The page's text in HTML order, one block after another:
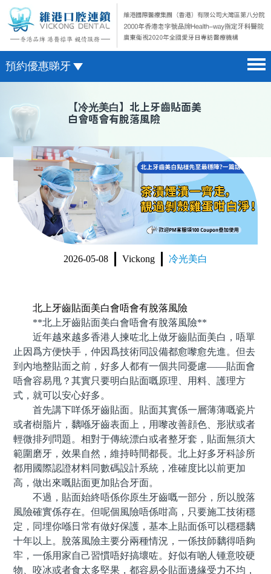
預約優惠睇牙
醫院簡介 hospital introduction
醫生介紹 doctor introduction
醫療新聞 medical news
種植牙 dental implant
箍牙 orthodontics
收費標準 change standard
微信預約
WhatsApp預約
【冷光美白】北上牙齒貼面美
白會唔會有脫落風險
2026-05-08 Vickong 冷光美白
北上牙齒貼面美白會唔會有脫落風險
**北上牙齒貼面美白會唔會有脫落風險**
近年越來越多香港人揀咗北上做牙齒貼面美白，唔單
止因爲方便快手，仲因爲技術同設備都愈嚟愈先進。但去
到內地整貼面之前，好多人都有一個共同憂慮——貼面會
唔會容易甩？其實只要明白貼面嘅原理、用料、護理方
式，就可以安心好多。
首先講下咩係牙齒貼面。貼面其實係一層薄薄嘅瓷片
或者樹脂片，黐喺牙齒表面上，用嚟改善顔色、形狀或者
輕微排列問題。相對于傳統漂白或者整牙套，貼面無須大
範圍磨牙，效果自然，維持時間都長。北上好多牙科診所
都用國際認證材料同數碼設計系統，准確度比以前更加
高，做出來嘅貼面更加貼合牙面。
不過，貼面始終唔係你原生牙齒嘅一部分，所以脫落
風險確實係存在。但呢個風險唔係咁高，只要施工技術穩
定，同埋你喺日常有做好保護，基本上貼面係可以穩穩黐
十年以上。脫落風險主要分兩種情況，一係技師黐得唔夠
牢，一係用家自己習慣唔好搞壞咗。好似有啲人锺意咬硬
物、咬冰或者食太多堅果，都容易令貼面邊緣受力不均，